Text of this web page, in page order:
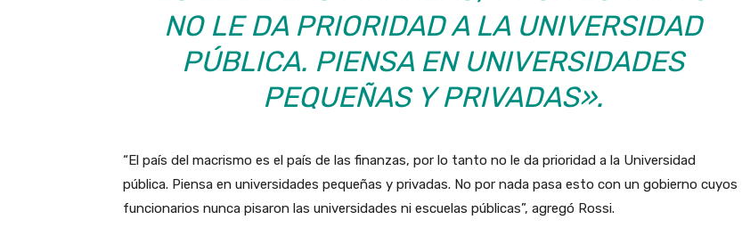
NO LE DA PRIORIDAD A LA UNIVERSIDAD
PÚBLICA. PIENSA EN UNIVERSIDADES
PEQUEÑAS Y PRIVADAS».
“El país del macrismo es el país de las finanzas, por lo tanto no le da prioridad a la Universidad
pública. Piensa en universidades pequeñas y privadas. No por nada pasa esto con un gobierno cuyos
funcionarios nunca pisaron las universidades ni escuelas públicas”, agregó Rossi.